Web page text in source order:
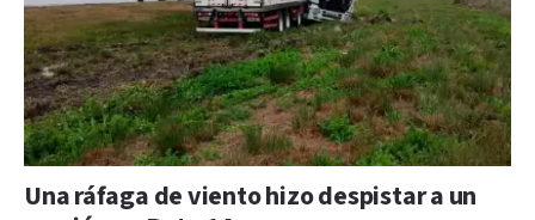
Una ráfaga de viento hizo despistar a un